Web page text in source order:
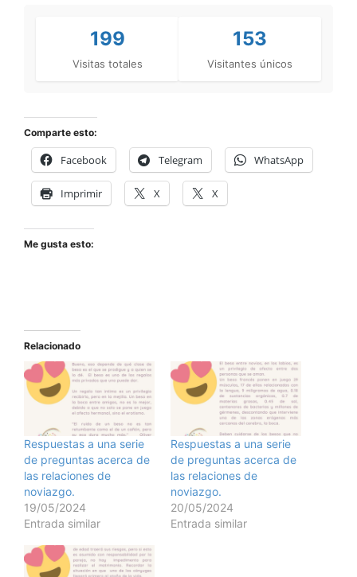
199
Visitas totales
153
Visitantes únicos
Comparte esto:
Facebook Telegram WhatsApp
Imprimir X X
Me gusta esto:
Relacionado
Respuestas a una serie
de preguntas acerca de
las relaciones de
noviazgo.
19/05/2024
Entrada similar
Respuestas a una serie
de preguntas acerca de
las relaciones de
noviazgo.
20/05/2024
Entrada similar